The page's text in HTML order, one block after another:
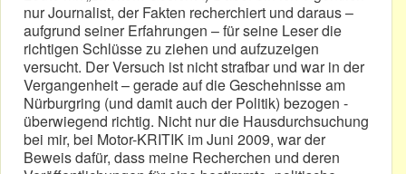
nur Journalist, der Fakten recherchiert und daraus –
aufgrund seiner Erfahrungen – für seine Leser die
richtigen Schlüsse zu ziehen und aufzuzeigen
versucht. Der Versuch ist nicht strafbar und war in der
Vergangenheit – gerade auf die Geschehnisse am
Nürburgring (und damit auch der Politik) bezogen -
überwiegend richtig. Nicht nur die Hausdurchsuchung
bei mir, bei Motor-KRITIK im Juni 2009, war der
Beweis dafür, dass meine Recherchen und deren